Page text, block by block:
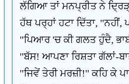
ਲੱਗਿਆ ਤਾਂ ਮਨਪ੍ਰੀਤ ਨੇ
ਹੱਥ ਪਰ੍ਹਾਂ ਹਟਾ ਦਿੱਤਾ,
''ਪਿਆਰ 'ਚ ਕੀ ਗਲਤ ਹੁੰਦੈ,
''ਬੱਸ! ਆਪਣਾ ਰਿਸ਼ਤਾ ਗੱਲਾਂ-
''ਜਿਵੇਂ ਤੇਰੀ ਮਰਜ਼ੀ!'' ਕਹਿ ਕੇ